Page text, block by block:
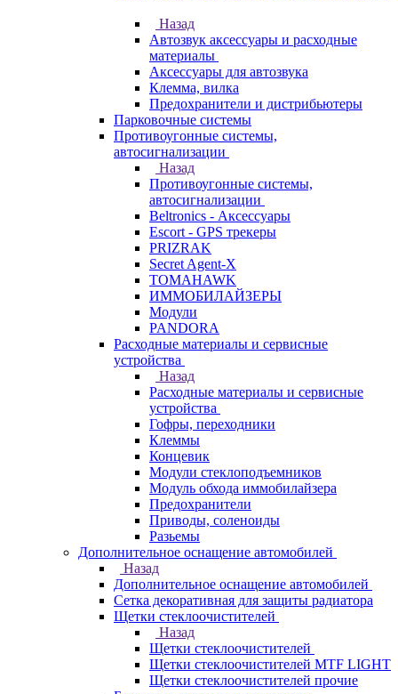
Назад
Автозвук аксессуары и расходные
материалы
Аксессуары для автозвука
Клемма, вилка
Предохранители и дистрибьютеры
Парковочные системы
Противоугонные системы,
автосигнализации
Назад
Противоугонные системы,
автосигнализации
Beltronics - Аксессуары
Escort - GPS трекеры
PRIZRAK
Secret Agent-X
TOMAHAWK
ИММОБИЛАЙЗЕРЫ
Модули
PANDORA
Расходные материалы и сервисные
устройства
Назад
Расходные материалы и сервисные
устройства
Гофры, переходники
Клеммы
Концевик
Модули стеклоподъемников
Модуль обхода иммобилайзера
Предохранители
Приводы, соленоиды
Разьемы
Дополнительное оснащение автомобилей
Назад
Дополнительное оснащение автомобилей
Сетка декоративная для защиты радиатора
Щетки стеклоочистителей
Назад
Щетки стеклоочистителей
Щетки стеклоочистителей MTF LIGHT
Щетки стеклоочистителей прочие